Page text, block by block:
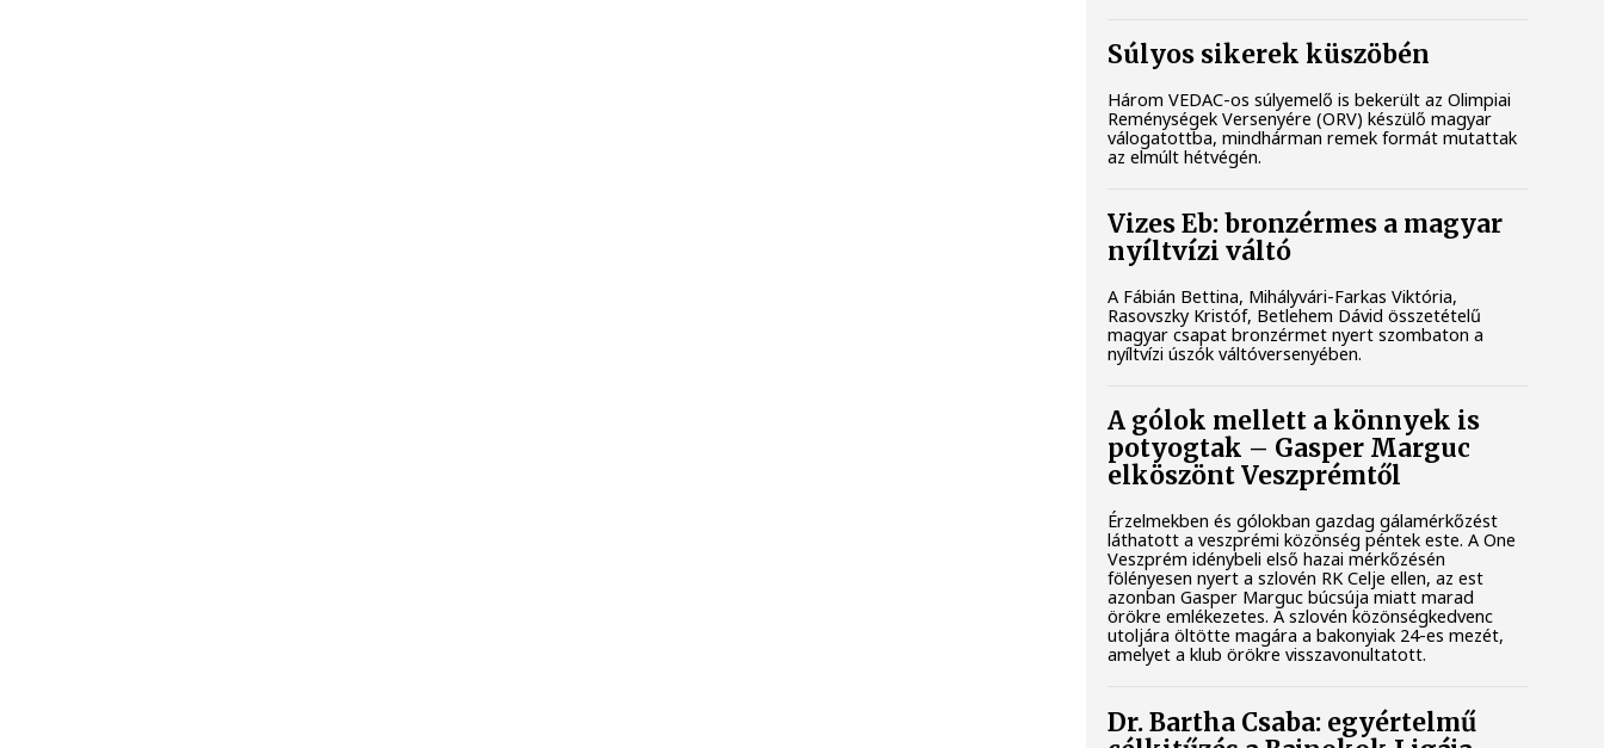
Súlyos sikerek küszöbén
Három VEDAC-os súlyemelő is bekerült az Olimpiai
Reménységek Versenyére (ORV) készülő magyar
válogatottba, mindhárman remek formát mutattak
az elmúlt hétvégén.
Vizes Eb: bronzérmes a magyar
nyíltvízi váltó
A Fábián Bettina, Mihályvári-Farkas Viktória,
Rasovszky Kristóf, Betlehem Dávid összetételű
magyar csapat bronzérmet nyert szombaton a
nyíltvízi úszók váltóversenyében.
A gólok mellett a könnyek is
potyogtak – Gasper Marguc
elköszönt Veszprémtől
Érzelmekben és gólokban gazdag gálamérkőzést
láthatott a veszprémi közönség péntek este. A One
Veszprém idénybeli első hazai mérkőzésén
fölényesen nyert a szlovén RK Celje ellen, az est
azonban Gasper Marguc búcsúja miatt marad
örökre emlékezetes. A szlovén közönségkedvenc
utoljára öltötte magára a bakonyiak 24-es mezét,
amelyet a klub örökre visszavonultatott.
Dr. Bartha Csaba: egyértelmű